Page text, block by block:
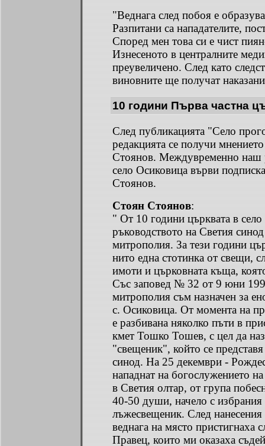
"Веднага след побоя е
Разпитани са нападателите,
Според мен това си е чист
Изнесеното в централните
преувеличено. След като
виновните ще получат
10 години Първа частна
След публикацията "Село
редакцията се получи
Стоянов. Междувременно наш
село Осиковица върви
Стоянов.
Стоян Стоянов:
" От 10 години църквата в
ръководството на Светия
митрополия. За тези години
нито една стотинка от свещи,
имоти и църковната къща,
Със заповед № 32 от 9 юни
митрополия съм назначен за
с. Осиковица. От момента на
е разбивана няколко пъти в
кмет Тошко Тошев, с цел да
"свещеник", който се
синод. На 25 декември -
нападнат на богослужението
в Светия олтар, от група
40-50 души, начело с избрания
лъжесвещеник. След
веднага на място пристигнаха
Правец, които ми оказаха